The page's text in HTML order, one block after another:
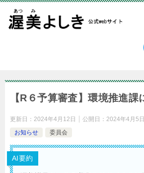
【R６予算審査】環境推進課
更新日： 2024年4月12日 公開日： 2024年4月5日
お知らせ
委員会
AI要約